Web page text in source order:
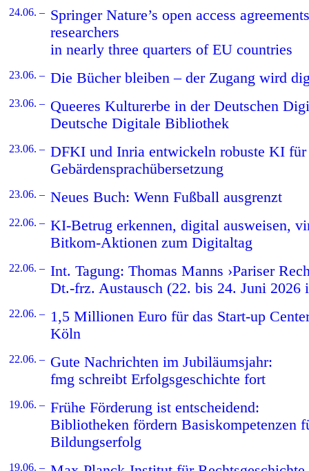
24.06. – Springer Nature’s open access
researchers
in nearly three quarters of EU countries
23.06. – Die Bücher bleiben – der Zugang wird
23.06. – Queeres Kulturerbe in der Deutschen
Deutsche Digitale Bibliothek
23.06. – DFKI und Inria entwickeln robuste KI für
Gebärdensprachübersetzung
23.06. – Neues Buch: Wenn Fußball ausgrenzt
22.06. – KI-Betrug erkennen, digital ausweisen,
Bitkom-Aktionen zum Digitaltag
22.06. – Int. Tagung: Thomas Manns ›Pariser
Dt.-frz. Austausch (22. bis 24. Juni 2026
22.06. – 1,5 Millionen Euro für das Start-up
Köln
22.06. – Gute Nachrichten im Jubiläumsjahr:
fmg schreibt Erfolgsgeschichte fort
19.06. – Frühe Förderung ist entscheidend:
Bibliotheken fördern Basiskompetenzen
Bildungserfolg
19.06. –